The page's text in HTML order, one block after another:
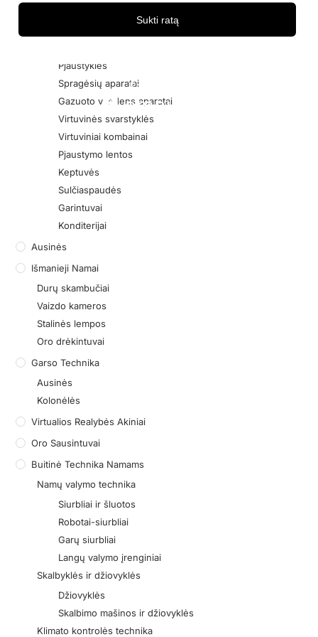
Pjaustyklės
Spragėsių aparatai
Gazuoto vandens aparatai
Virtuvinės svarstyklės
Virtuviniai kombainai
Pjaustymo lentos
Keptuvės
Sulčiaspaudės
Garintuvai
Konditerijai
Ausinės
Išmanieji Namai
Durų skambučiai
Vaizdo kameros
Stalinės lempos
Oro drėkintuvai
Garso Technika
Ausinės
Kolonėlės
Virtualios Realybės Akiniai
Oro Sausintuvai
Buitinė Technika Namams
Namų valymo technika
Siurbliai ir šluotos
Robotai-siurbliai
Garų siurbliai
Langų valymo įrenginiai
Skalbyklės ir džiovyklės
Džiovyklės
Skalbimo mašinos ir džiovyklės
Klimato kontrolės technika
Sukti ratą